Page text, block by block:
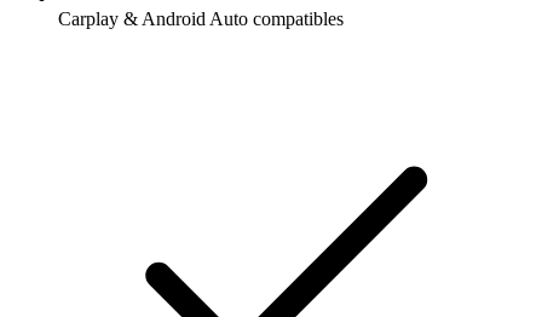
Carplay & Android Auto compatibles